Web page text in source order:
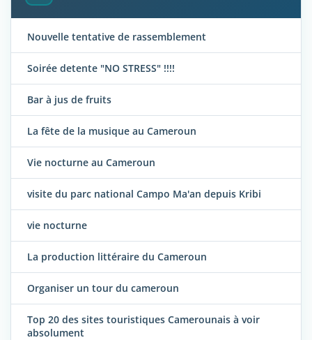
Nouvelle tentative de rassemblement
Soirée detente "NO STRESS" !!!!
Bar à jus de fruits
La fête de la musique au Cameroun
Vie nocturne au Cameroun
visite du parc national Campo Ma'an depuis Kribi
vie nocturne
La production littéraire du Cameroun
Organiser un tour du cameroun
Top 20 des sites touristiques Camerounais à voir
absolument